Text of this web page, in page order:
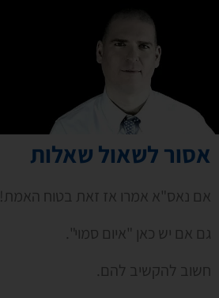
אסור לשאול שאלות
אם נאס"א אמרו אז זאת בטוח האמת!
גם אם יש כאן "איום סמוי".
חשוב להקשיב להם.